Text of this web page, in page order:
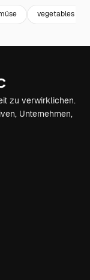
vegetables
zu verwirklichen.
Unternehmen,